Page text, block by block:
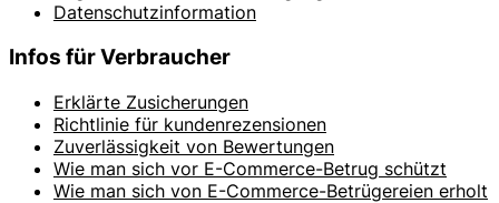
Datenschutzinformation
Infos für Verbraucher
Erklärte Zusicherungen
Richtlinie für kundenrezensionen
Zuverlässigkeit von Bewertungen
Wie man sich vor E-Commerce-Betrug schützt
Wie man sich von E-Commerce-Betrügereien erholt